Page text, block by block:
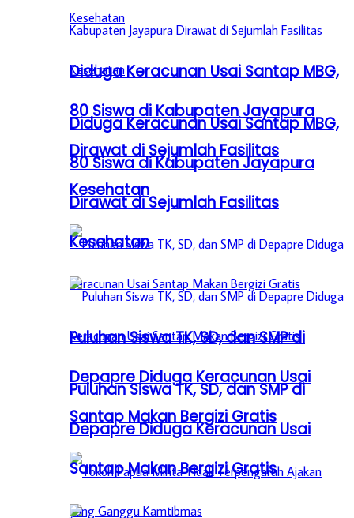
Diduga Keracunan Usai Santap MBG,
80 Siswa di Kabupaten Jayapura
Dirawat di Sejumlah Fasilitas
Kesehatan
Puluhan Siswa TK, SD, dan SMP di
Depapre Diduga Keracunan Usai
Santap Makan Bergizi Gratis
Diduga Keracunan Usai Santap MBG,
80 Siswa di Kabupaten Jayapura
Dirawat di Sejumlah Fasilitas
Kesehatan
Puluhan Siswa TK, SD, dan SMP di
Depapre Diduga Keracunan Usai
Santap Makan Bergizi Gratis